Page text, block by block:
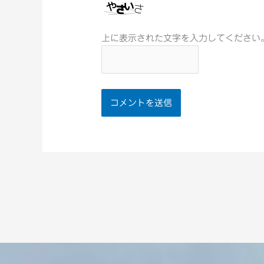
上に表示された文字を入力してください